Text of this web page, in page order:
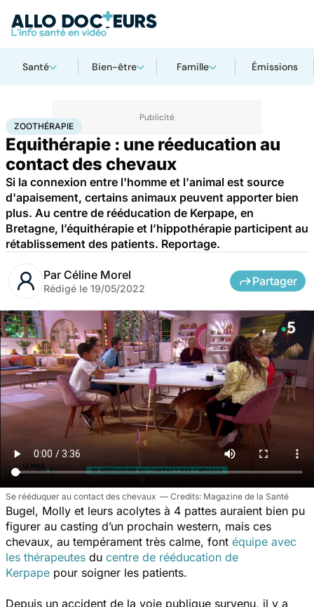
Santé Bien-être Famille Émissions
AccueilBien-être Animaux Zoothérapie
ZOOTHÉRAPIE
Equithérapie : une réeducation au
contact des chevaux
Si la connexion entre l'homme et l'animal est source
d'apaisement, certains animaux peuvent apporter bien
plus. Au centre de rééducation de Kerpape, en
Bretagne, l’équithérapie et l’hippothérapie participent au
rétablissement des patients. Reportage.
Par Céline Morel
Rédigé le 19/05/2022
Partager
Se rééduquer au contact des chevaux Magazine de la Santé
Bugel, Molly et leurs acolytes à 4 pattes auraient bien pu
figurer au casting d’un prochain western, mais ces
chevaux, au tempérament très calme, font équipe avec
les thérapeutes du centre de rééducation de
Kerpape pour soigner les patients.
Depuis un accident de la voie publique survenu, il y a